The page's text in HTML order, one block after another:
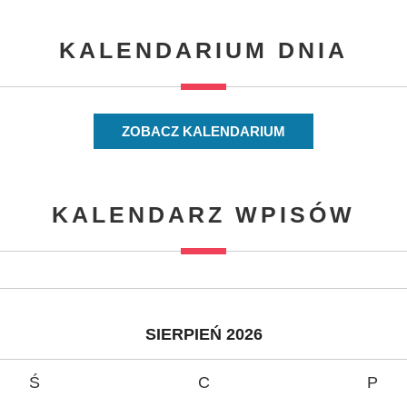
KALENDARIUM DNIA
ZOBACZ KALENDARIUM
KALENDARZ WPISÓW
SIERPIEŃ 2026
Ś C P